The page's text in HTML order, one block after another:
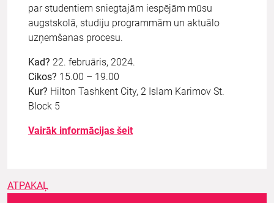
par studentiem sniegtajām iespējām mūsu
augstskolā, studiju programmām un aktuālo
uzņemšanas procesu.
Kad? 22. februāris, 2024.
Cikos? 15.00 – 19.00
Kur? Hilton Tashkent City, 2 Islam Karimov St.
Block 5
Vairāk informācijas šeit
ATPAKAĻ